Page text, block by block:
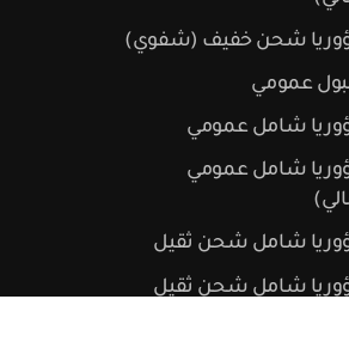
شحن خفيف (شفوي)
عمومي
شامل عمومي
شامل عمومي
شامل شحن ثقيل
شامل شحن ثقيل